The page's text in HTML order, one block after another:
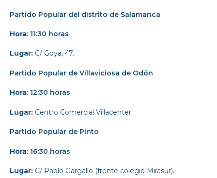
Partido Popular del distrito de Salamanca
Hora: 11:30 horas
Lugar: C/ Goya, 47.
Partido Popular de Villaviciosa de Odón
Hora: 12:30 horas
Lugar: Centro Comercial Villacenter.
Partido Popular de Pinto
Hora: 16:30 horas
Lugar: C/ Pablo Gargallo (frente colegio Mirasur).